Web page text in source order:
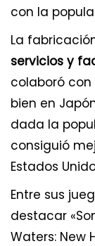
con la
La
servicios y
colaboró con
bien en
dada la
consiguió
Estados
Entre sus
destacar
Waters: New